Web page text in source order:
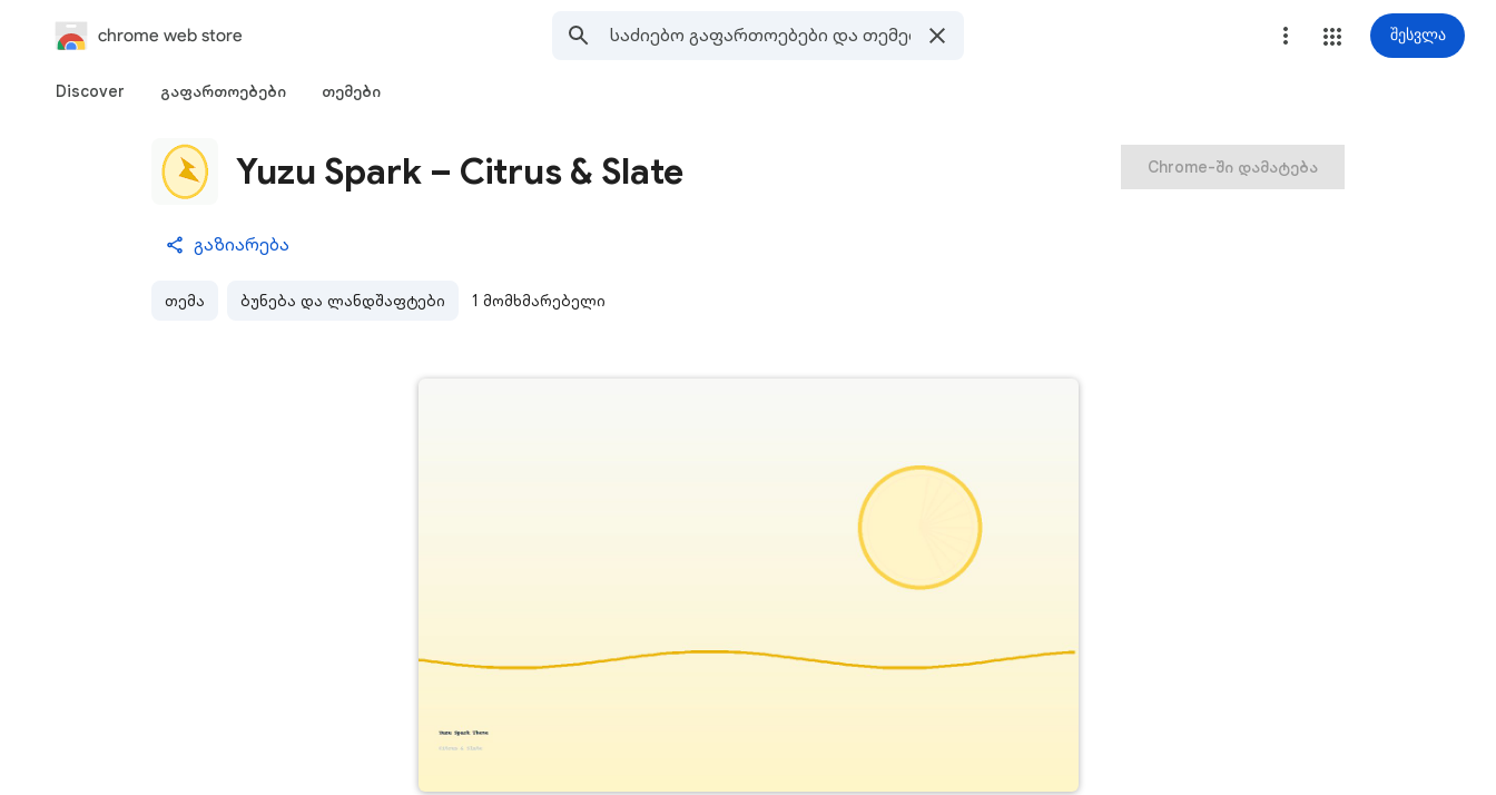
chrome web store შესვლა
Discover გაფართოებები თემები
Yuzu Spark – Citrus & Slate
გაზიარება
თემა ბუნება და ლანდშაფტები 1 მომხმარებელი
Chrome-ში დამატება